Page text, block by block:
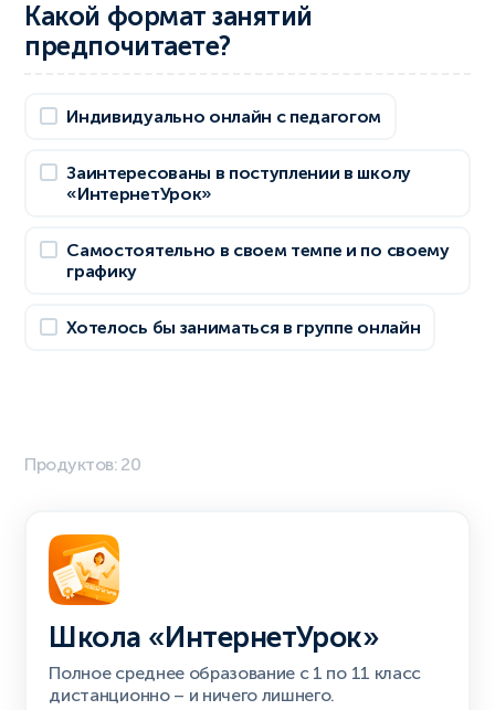
Какой формат занятий
предпочитаете?
Индивидуально онлайн с педагогом
Заинтересованы в поступлении в школу
«ИнтернетУрок»
Самостоятельно в своем темпе и по своему
графику
Хотелось бы заниматься в группе онлайн
Продуктов: 20
Школа «ИнтернетУрок»
Полное среднее образование с 1 по 11 класс
дистанционно – и ничего лишнего.